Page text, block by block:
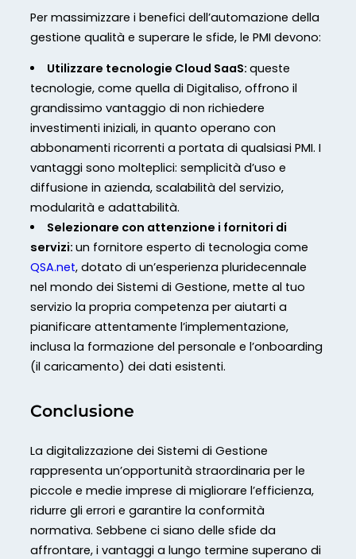
Per massimizzare i benefici dell’automazione della
gestione qualità e superare le sfide, le PMI devono:
Utilizzare tecnologie Cloud SaaS: queste
tecnologie, come quella di Digitaliso, offrono il
grandissimo vantaggio di non richiedere
investimenti iniziali, in quanto operano con
abbonamenti ricorrenti a portata di qualsiasi PMI. I
vantaggi sono molteplici: semplicità d’uso e
diffusione in azienda, scalabilità del servizio,
modularità e adattabilità.
Selezionare con attenzione i fornitori di
servizi: un fornitore esperto di tecnologia come
QSA.net, dotato di un’esperienza pluridecennale
nel mondo dei Sistemi di Gestione, mette al tuo
servizio la propria competenza per aiutarti a
pianificare attentamente l’implementazione,
inclusa la formazione del personale e l’onboarding
(il caricamento) dei dati esistenti.
Conclusione
La digitalizzazione dei Sistemi di Gestione
rappresenta un’opportunità straordinaria per le
piccole e medie imprese di migliorare l’efficienza,
ridurre gli errori e garantire la conformità
normativa. Sebbene ci siano delle sfide da
affrontare, i vantaggi a lungo termine superano di